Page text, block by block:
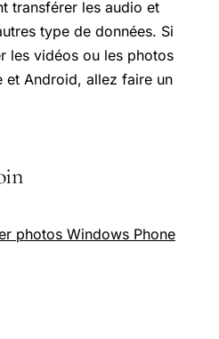
transférer les audio et
type de données. Si
les vidéos ou les photos
et Android, allez faire un
photos Windows Phone